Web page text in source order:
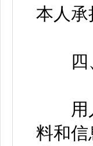
本人承
四、
用人
料和信